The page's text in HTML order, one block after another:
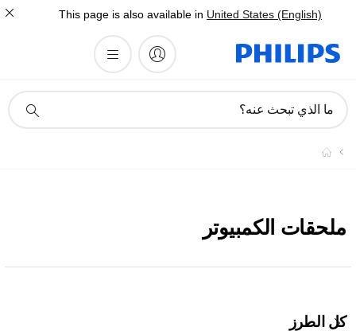
This page is also available in United States (English)
دعم
ما الذي تبحث عنه؟
ملحقات الكمبيوتر
كل الطرز